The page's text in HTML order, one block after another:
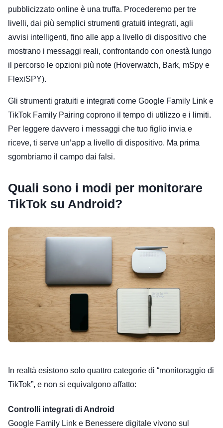
pubblicizzato online è una truffa. Procederemo per tre
livelli, dai più semplici strumenti gratuiti integrati, agli
avvisi intelligenti, fino alle app a livello di dispositivo che
mostrano i messaggi reali, confrontando con onestà lungo
il percorso le opzioni più note (Hoverwatch, Bark, mSpy e
FlexiSPY).
Gli strumenti gratuiti e integrati come Google Family Link e
TikTok Family Pairing coprono il tempo di utilizzo e i limiti.
Per leggere davvero i messaggi che tuo figlio invia e
riceve, ti serve un’app a livello di dispositivo. Ma prima
sgombriamo il campo dai falsi.
Quali sono i modi per monitorare
TikTok su Android?
In realtà esistono solo quattro categorie di “monitoraggio di
TikTok”, e non si equivalgono affatto:
Controlli integrati di Android
Google Family Link e Benessere digitale vivono sul